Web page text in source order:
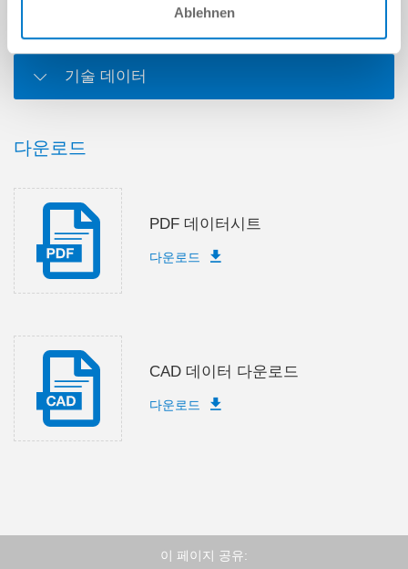
Ablehnen
기술 데이터
다운로드
PDF 데이터시트
다운로드
CAD 데이터 다운로드
다운로드
이 페이지 공유: